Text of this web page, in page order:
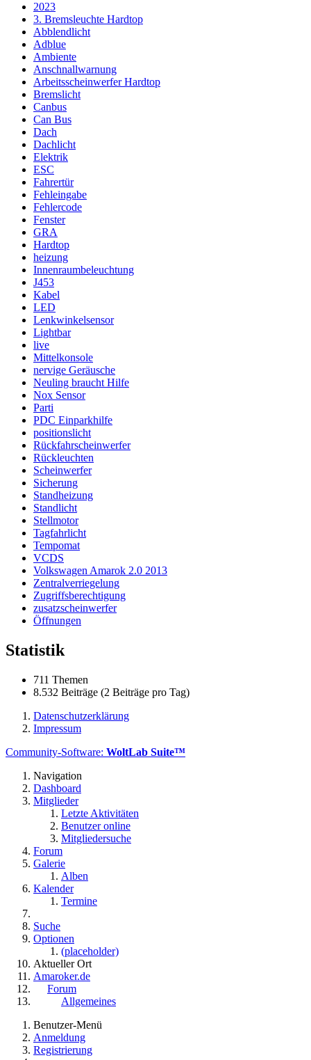
2023
3. Bremsleuchte Hardtop
Abblendlicht
Adblue
Ambiente
Anschnallwarnung
Arbeitsscheinwerfer Hardtop
Bremslicht
Canbus
Can Bus
Dach
Dachlicht
Elektrik
ESC
Fahrertür
Fehleingabe
Fehlercode
Fenster
GRA
Hardtop
heizung
Innenraumbeleuchtung
J453
Kabel
LED
Lenkwinkelsensor
Lightbar
live
Mittelkonsole
nervige Geräusche
Neuling braucht Hilfe
Nox Sensor
Parti
PDC Einparkhilfe
positionslicht
Rückfahrscheinwerfer
Rückleuchten
Scheinwerfer
Sicherung
Standheizung
Standlicht
Stellmotor
Tagfahrlicht
Tempomat
VCDS
Volkswagen Amarok 2.0 2013
Zentralverriegelung
Zugriffsberechtigung
zusatzscheinwerfer
Öffnungen
Statistik
711 Themen
8.532 Beiträge (2 Beiträge pro Tag)
Datenschutzerklärung
Impressum
Community-Software: WoltLab Suite™
Navigation
Dashboard
Mitglieder
Letzte Aktivitäten
Benutzer online
Mitgliedersuche
Forum
Galerie
Alben
Kalender
Termine
Suche
Optionen
(placeholder)
Aktueller Ort
Amaroker.de
Forum
Allgemeines
Benutzer-Menü
Anmeldung
Registrierung